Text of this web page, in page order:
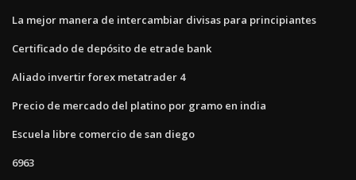
La mejor manera de intercambiar divisas para principiantes
Certificado de depósito de etrade bank
Aliado invertir forex metatrader 4
Precio de mercado del platino por gramo en india
Escuela libre comercio de san diego
6963